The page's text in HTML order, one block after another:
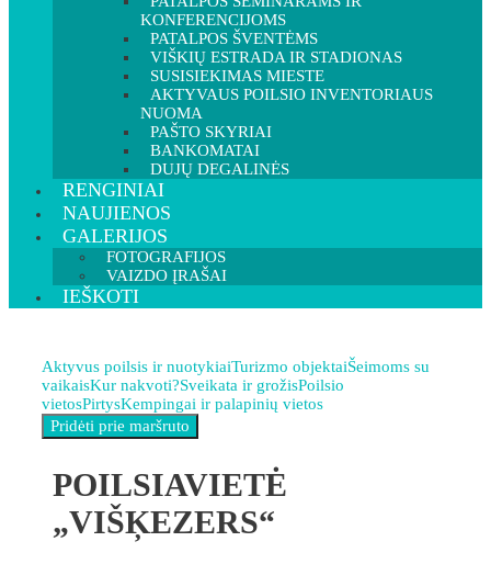
KONFERENCIJOMS
PATALPOS ŠVENTĖMS
VIŠKIŲ ESTRADA IR STADIONAS
SUSISIEKIMAS MIESTE
AKTYVAUS POILSIO INVENTORIAUS
NUOMA
PAŠTO SKYRIAI
BANKOMATAI
DUJŲ DEGALINĖS
RENGINIAI
NAUJIENOS
GALERIJOS
FOTOGRAFIJOS
VAIZDO ĮRAŠAI
IEŠKOTI
Aktyvus poilsis ir nuotykiaiTurizmo objektaiŠeimoms su
vaikaisKur nakvoti?Sveikata ir grožisPoilsio
vietosPirtysKempingai ir palapinių vietos
POILSIAVIETĖ
„VIŠĶEZERS“